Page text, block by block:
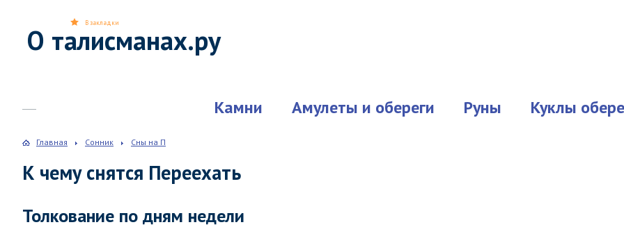
О талисманах.ру
Камни Амулеты и обереги Руны Куклы
В закладки
Главная Сонник Сны на П
К чему снятся Переехать
Толкование по дням недели